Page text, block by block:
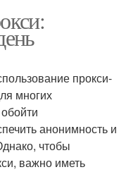
прокси-
многих
анонимность и
чтобы
важно иметь